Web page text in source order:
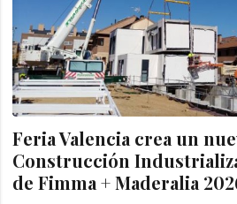
Feria Valencia crea un
Construcción
de Fimma + Maderalia